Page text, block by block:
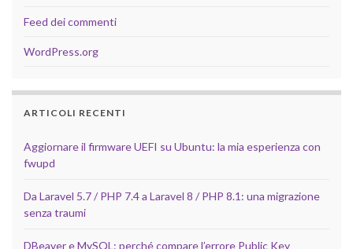
Feed dei commenti
WordPress.org
ARTICOLI RECENTI
Aggiornare il firmware UEFI su Ubuntu: la mia esperienza con
fwupd
Da Laravel 5.7 / PHP 7.4 a Laravel 8 / PHP 8.1: una migrazione
senza traumi
DBeaver e MySQL: perché compare l’errore Public Key